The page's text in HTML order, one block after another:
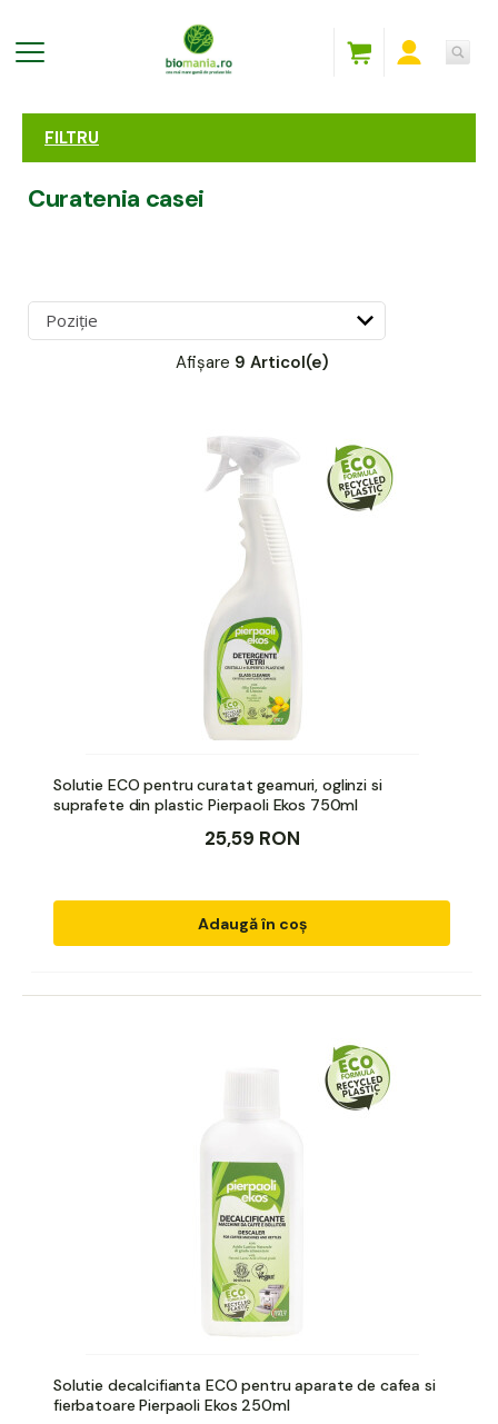
FILTRU
Curatenia casei
Afișare 9 Articol(e)
Solutie ECO pentru curatat geamuri, oglinzi si
suprafete din plastic Pierpaoli Ekos 750ml
25,59 RON
Adaugă în coș
Solutie decalcifianta ECO pentru aparate de cafea si
fierbatoare Pierpaoli Ekos 250ml